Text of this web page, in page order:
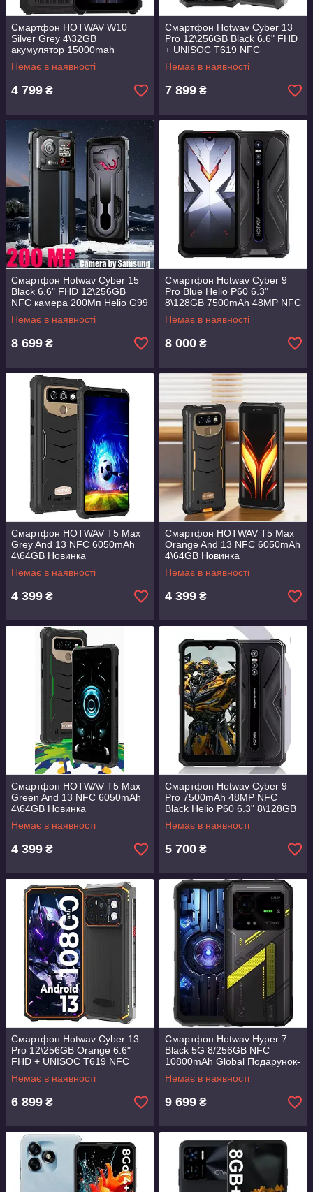
Смартфон HOTWAV W10
Silver Grey 4\32GB
акумулятор 15000mah
Немає в наявності
4 799 ₴
Смартфон Hotwav Cyber 13
Pro 12\256GB Black 6.6" FHD
+ UNISOC T619 NFC
10800mAh 150 Lumens
Немає в наявності
7 899 ₴
Смартфон Hotwav Cyber ​​15
Black 6.6" FHD 12\256GB
NFC камера 200Мп Helio G99
Немає в наявності
8 699 ₴
Смартфон Hotwav Cyber 9
Pro Blue Helio P60 6.3"
8\128GB 7500mAh 48MP NFC
Немає в наявності
8 000 ₴
Смартфон HOTWAV T5 Max
Grey And 13 NFC 6050mAh
4\64GB Новинка
Немає в наявності
4 399 ₴
Смартфон HOTWAV T5 Max
Orange And 13 NFC 6050mAh
4\64GB Новинка
Немає в наявності
4 399 ₴
Смартфон HOTWAV T5 Max
Green And 13 NFC 6050mAh
4\64GB Новинка
Немає в наявності
4 399 ₴
Смартфон Hotwav Cyber 9
Pro 7500mAh 48MP NFC
Black Helio P60 6.3" 8\128GB
Немає в наявності
5 700 ₴
Смартфон Hotwav Cyber 13
Pro 12\256GB Orange 6.6"
FHD + UNISOC T619 NFC
10800mAh 150 Lumens
Немає в наявності
6 899 ₴
Смартфон Hotwav Hyper 7
Black 5G 8/256GB NFC
10800mAh Global Подарунок-
Скло!
Немає в наявності
9 699 ₴